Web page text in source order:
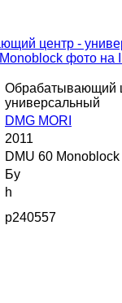
Обрабатывающий
универсальный
DMG MORI
2011
DMU 60 Monoblock
Бу
h
p240557